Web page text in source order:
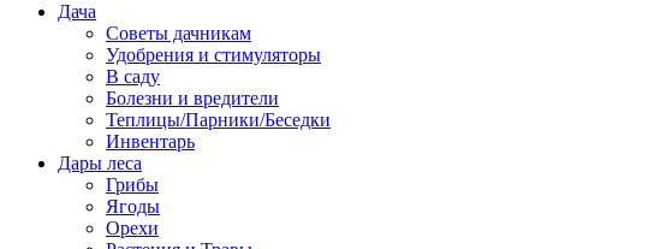
Дача
Советы дачникам
Удобрения и стимуляторы
В саду
Болезни и вредители
Теплицы/Парники/Беседки
Инвентарь
Дары леса
Грибы
Ягоды
Орехи